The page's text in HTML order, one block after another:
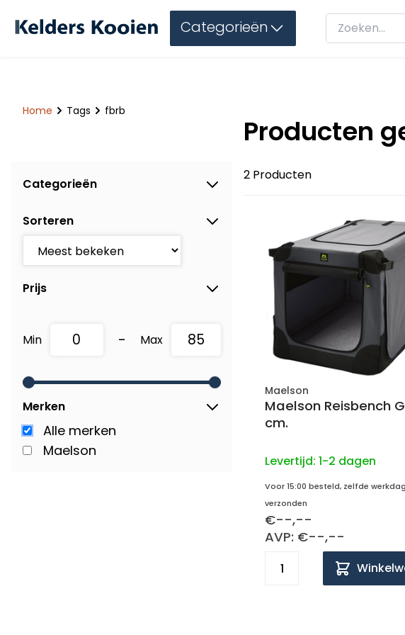
Categorieën
Home Tags fbrb
Categorieën
Sorteren
Prijs
Min - Max
Merken
Alle merken
Maelson
Producten
2 Producten
Maelson
Maelson Reisbench
cm.
Levertijd: 1-2 dagen
Voor 15:00 besteld, zelfde werkdag
verzonden
€--,--
AVP: €--,--